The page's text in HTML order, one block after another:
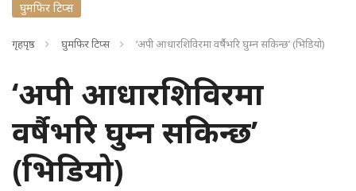
घुमफिर टिप्स
गृहपृष्ठ घुमफिर टिप्स ‘अपी आधारशिविरमा वर्षैभरि घुम्न सकिन्छ’ (भिडियो)
‘अपी आधारशिविरमा
वर्षैभरि घुम्न सकिन्छ’
(भिडियो)